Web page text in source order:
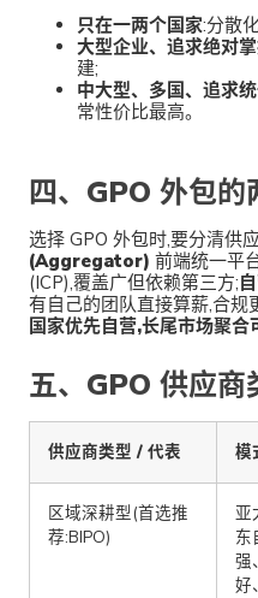
只在一两个国家:分散
大型企业、追求绝对
建;
中大型、多国、追求
常性价比最高。
四、GPO 外包的
选择 GPO 外包时,要分清供
(Aggregator) 前端统一平
(ICP),覆盖广但依赖第三方;
有自己的团队直接算薪,合规
国家优先自营,长尾市场聚合
五、GPO 供应商
供应商类型 / 代表 模
区域深耕型(首选推
荐:BIPO)
亚
东
强
好